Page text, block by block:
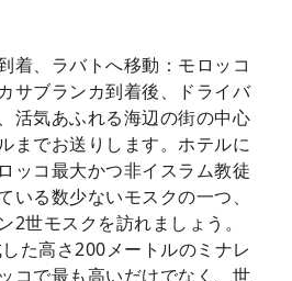
着、ラバトへ移動：モロッコ
サブランカ到着後、ドライバ
活気あふれる海辺の街の中心
までお送りします。ホテルに
ッコ最大かつ非イスラム教徒
いる数少ないモスクの一つ、
2世モスクを訪れましょう。
た高さ200メートルのミナレ
コで最も高いだけでなく、世